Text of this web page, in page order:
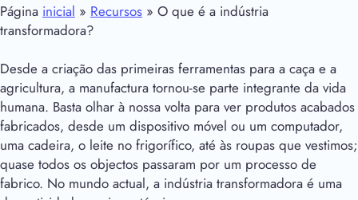
Página inicial » Recursos » O que é a indústria
transformadora?
Desde a criação das primeiras ferramentas para a caça e a
agricultura, a manufactura tornou-se parte integrante da vida
humana. Basta olhar à nossa volta para ver produtos acabados
fabricados, desde um dispositivo móvel ou um computador,
uma cadeira, o leite no frigorífico, até às roupas que vestimos;
quase todos os objectos passaram por um processo de
fabrico. No mundo actual, a indústria transformadora é uma